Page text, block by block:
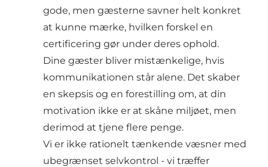
gode, men gæsterne savner helt konkret
at kunne mærke, hvilken forskel en
certificering gør under deres ophold.
Dine gæster bliver mistænkelige, hvis
kommunikationen står alene. Det skaber
en skepsis og en forestilling om, at din
motivation ikke er at skåne miljøet, men
derimod at tjene flere penge.
Vi er ikke rationelt tænkende væsner med
ubegrænset selvkontrol - vi træffer